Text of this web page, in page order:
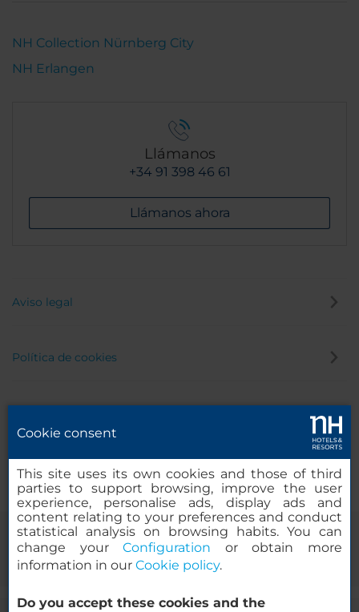
NH Collection Nürnberg City
NH Erlangen
Llámanos
+34 91 398 46 61
Llámanos ahora
Aviso legal
Política de cookies
Canal de denuncias
Cookie consent
This site uses its own cookies and those of third
parties to support browsing, improve the user
experience, personalise ads, display ads and
content relating to your preferences and conduct
statistical analysis on browsing habits. You can
change yourConfiguration or obtain more
information in our Cookie policy.
Do you accept these cookies and the